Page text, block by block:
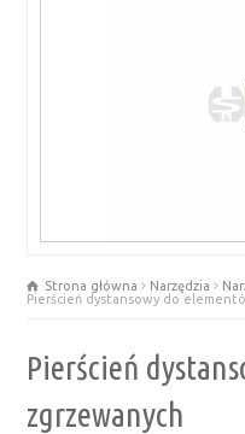
Strona główna Narzędzia
Pierścień dystansowy do
Pierścień
zgrzewanych